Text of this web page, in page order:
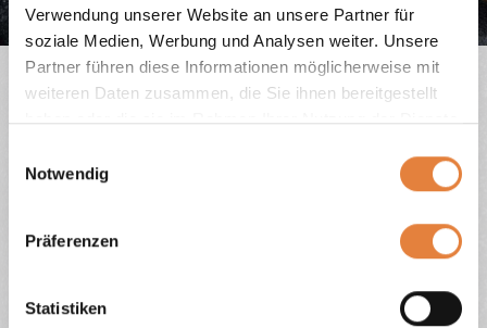
Verwendung unserer Website an unsere Partner für
soziale Medien, Werbung und Analysen weiter. Unsere
Partner führen diese Informationen möglicherweise mit
weiteren Daten zusammen, die Sie ihnen bereitgestellt
haben oder die sie im Rahmen Ihrer Nutzung der Dienste
Notwendig
Präferenzen
Statistiken
Verschiedene Varianten